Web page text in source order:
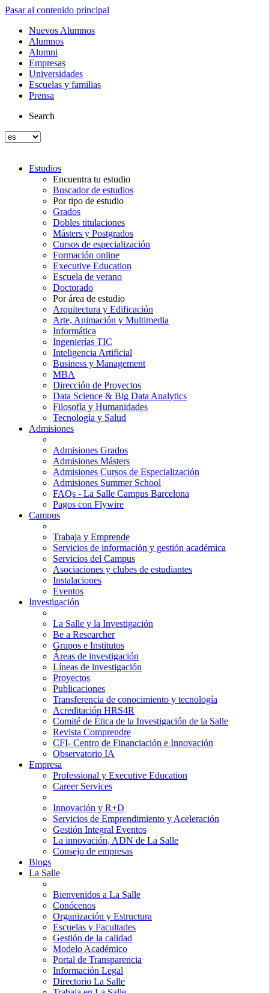
Pasar al contenido principal
Nuevos Alumnos
Alumnos
Alumni
Empresas
Universidades
Escuelas y familias
Prensa
Search
Estudios
Encuentra tu estudio
Buscador de estudios
Por tipo de estudio
Grados
Dobles titulaciones
Másters y Postgrados
Cursos de especialización
Formación online
Executive Education
Escuela de verano
Doctorado
Por área de estudio
Arquitectura y Edificación
Arte, Animación y Multimedia
Informática
Ingenierías TIC
Inteligencia Artificial
Business y Management
MBA
Dirección de Proyectos
Data Science & Big Data Analytics
Filosofía y Humanidades
Tecnología y Salud
Admisiones
Admisiones Grados
Admisiones Másters
Admisiones Cursos de Especialización
Admisiones Summer School
FAQs - La Salle Campus Barcelona
Pagos con Flywire
Campus
Trabaja y Emprende
Servicios de información y gestión académica
Servicios del Campus
Asociaciones y clubes de estudiantes
Instalaciones
Eventos
Investigación
La Salle y la Investigación
Be a Researcher
Grupos e Institutos
Áreas de investigación
Líneas de investigación
Proyectos
Publicaciones
Transferencia de conocimiento y tecnología
Acreditación HRS4R
Comité de Ética de la Investigación de la Salle
Revista Comprendre
CFI- Centro de Financiación e Innovación
Observatorio IA
Empresa
Professional y Executive Education
Career Services
Innovación y R+D
Servicios de Emprendimiento y Aceleración
Gestión Integral Eventos
La innovación, ADN de La Salle
Consejo de empresas
Blogs
La Salle
Bienvenidos a La Salle
Conócenos
Organización y Estructura
Escuelas y Facultades
Gestión de la calidad
Modelo Académico
Portal de Transparencia
Información Legal
Directorio La Salle